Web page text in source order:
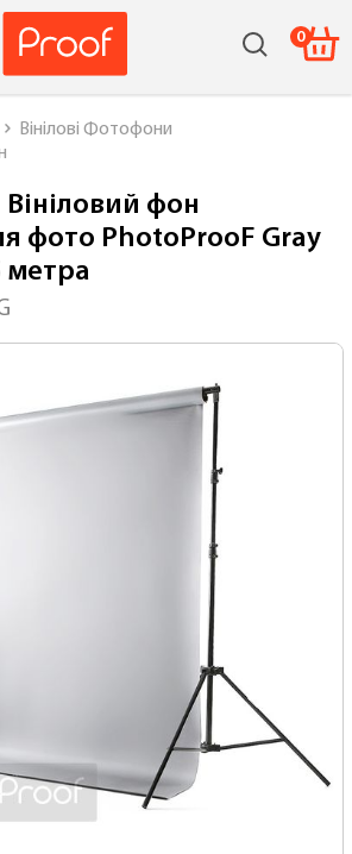
0
Вінілові Фотофони
Вініловий фон
фото PhotoProoF Gray
метра